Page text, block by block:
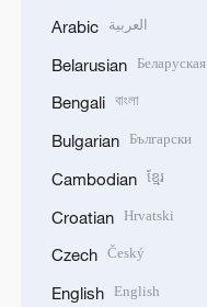
Arabic العربية
Belarusian Беларуская
Bengali বাংলা
Bulgarian Български
Cambodian ខ្មែរ
Croatian Hrvatski
Czech Český
English English